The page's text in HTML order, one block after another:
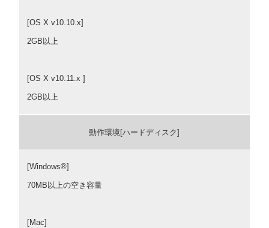
[OS X v10.10.x]
2GB以上
[OS X v10.11.x ]
2GB以上
動作環境[ハードディスク]
[Windows®]
70MB以上の空き容量
[Mac]